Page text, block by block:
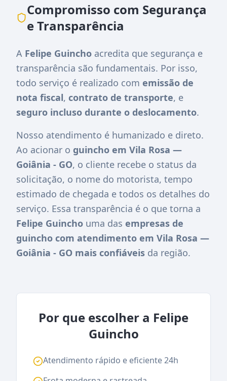
Compromisso com Segurança
e Transparência
A Felipe Guincho acredita que segurança e
transparência são fundamentais. Por isso,
todo serviço é realizado com emissão de
nota fiscal, contrato de transporte, e
seguro incluso durante o deslocamento.
Nosso atendimento é humanizado e direto.
Ao acionar o guincho em Vila Rosa —
Goiânia - GO, o cliente recebe o status da
solicitação, o nome do motorista, tempo
estimado de chegada e todos os detalhes do
serviço. Essa transparência é o que torna a
Felipe Guincho uma das empresas de
guincho com atendimento em Vila Rosa —
Goiânia - GO mais confiáveis da região.
Por que escolher a Felipe
Guincho
Atendimento rápido e eficiente 24h